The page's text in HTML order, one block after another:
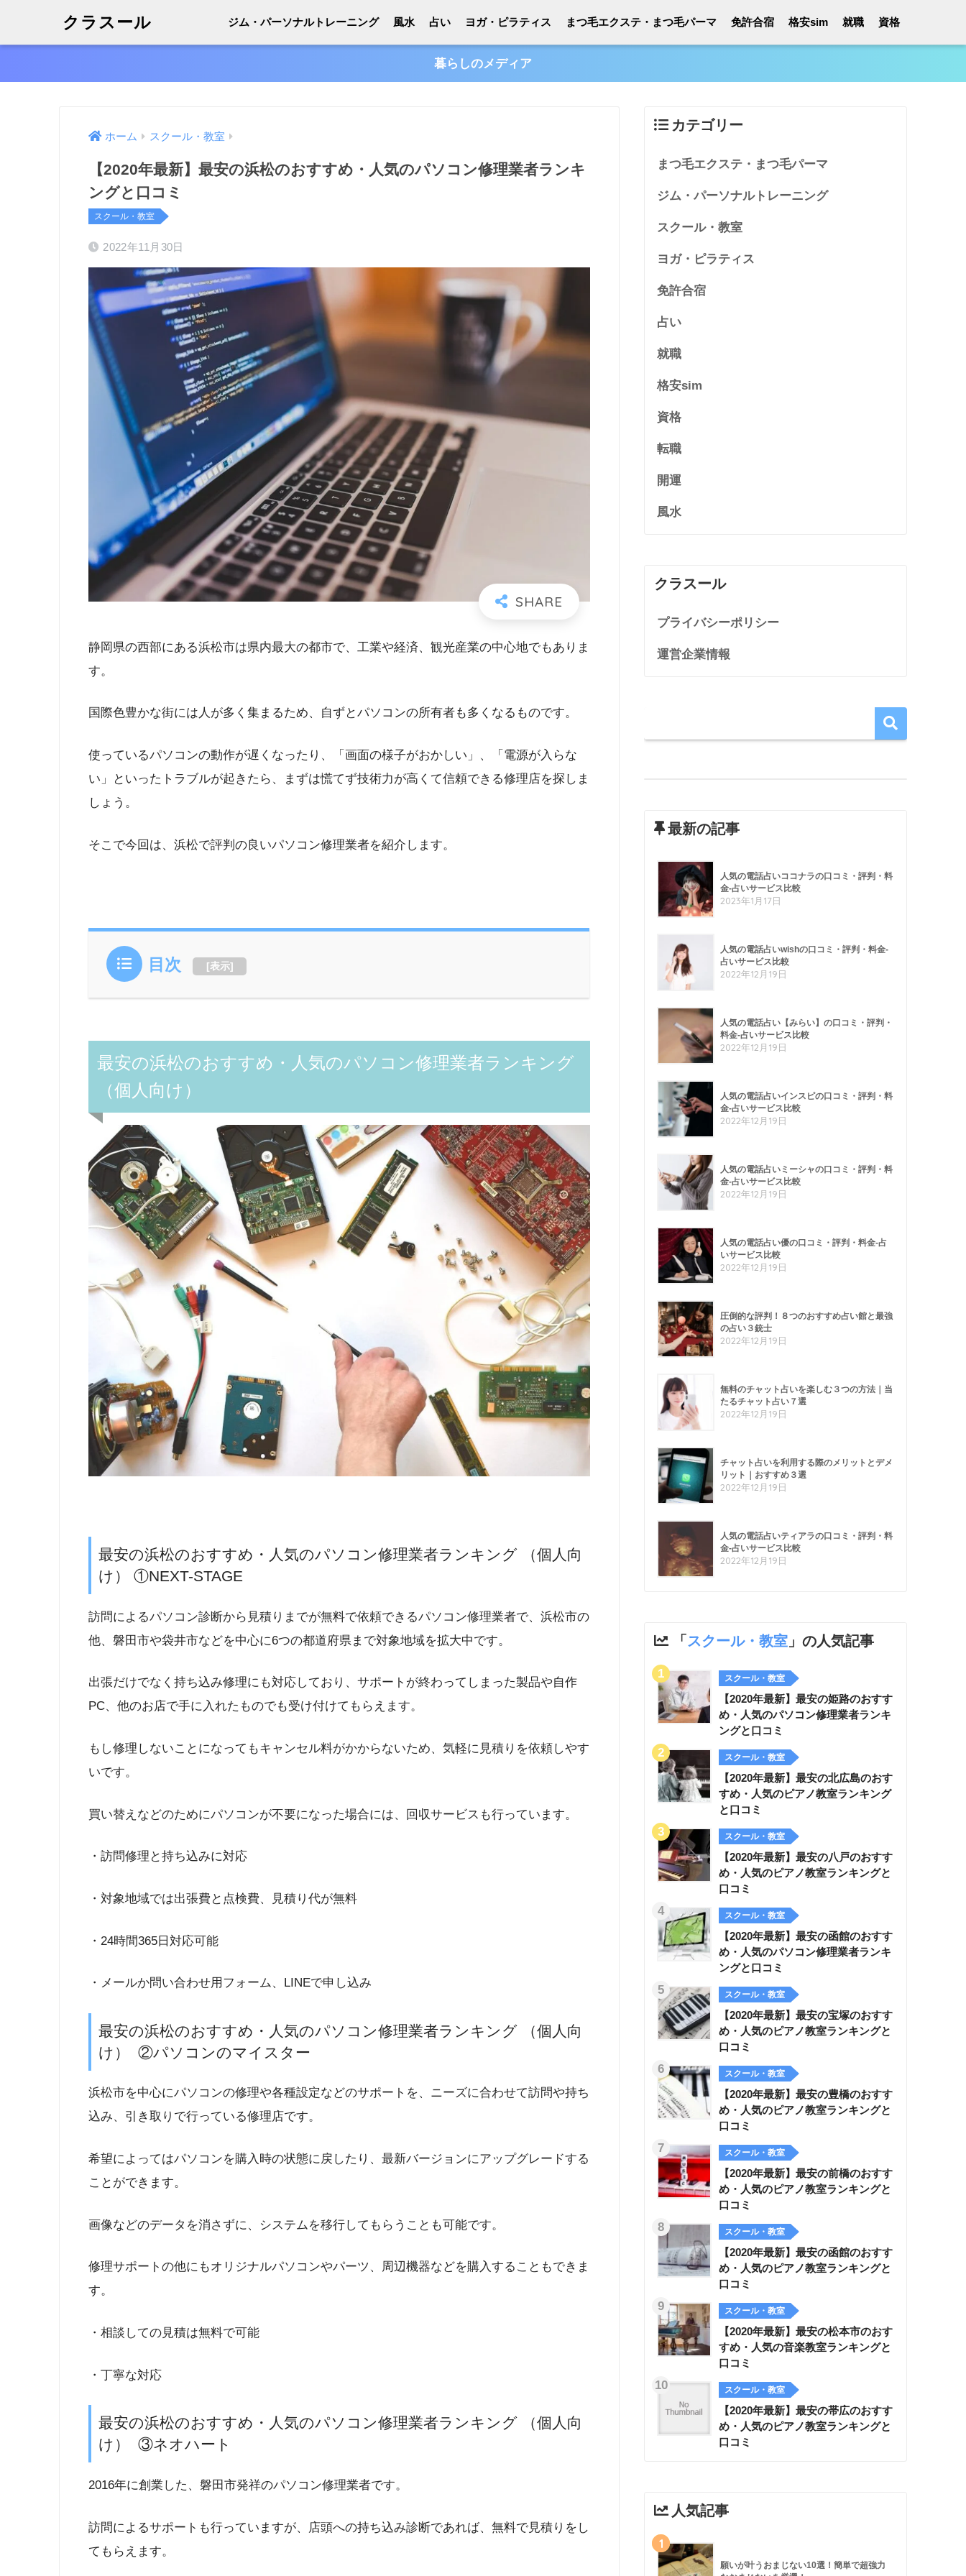
クラスール ジム・パーソナルトレーニング 風水 占い ヨガ・ピラティス まつ毛エクステ・まつ毛パーマ 免許合宿 格安sim 就職 資格
暮らしのメディア
ホーム スクール・教室
【2020年最新】最安の浜松のおすすめ・人気のパソコン修理業者ランキ
ングと口コミ
スクール・教室
2022年11月30日
静岡県の西部にある浜松市は県内最大の都市で、工業や経済、観光産業の中心地でもありま
す。
国際色豊かな街には人が多く集まるため、自ずとパソコンの所有者も多くなるものです。
使っているパソコンの動作が遅くなったり、「画面の様子がおかしい」、「電源が入らな
い」といったトラブルが起きたら、まずは慌てず技術力が高くて信頼できる修理店を探しま
しょう。
そこで今回は、浜松で評判の良いパソコン修理業者を紹介します。
目次 [表示]
最安の浜松のおすすめ・人気のパソコン修理業者ランキング
（個人向け）
最安の浜松のおすすめ・人気のパソコン修理業者ランキング （個人向
け） ①NEXT-STAGE
訪問によるパソコン診断から見積りまでが無料で依頼できるパソコン修理業者で、浜松市の
他、磐田市や袋井市などを中心に6つの都道府県まで対象地域を拡大中です。
出張だけでなく持ち込み修理にも対応しており、サポートが終わってしまった製品や自作
PC、他のお店で手に入れたものでも受け付けてもらえます。
もし修理しないことになってもキャンセル料がかからないため、気軽に見積りを依頼しやす
いです。
買い替えなどのためにパソコンが不要になった場合には、回収サービスも行っています。
・訪問修理と持ち込みに対応
・対象地域では出張費と点検費、見積り代が無料
・24時間365日対応可能
・メールか問い合わせ用フォーム、LINEで申し込み
最安の浜松のおすすめ・人気のパソコン修理業者ランキング （個人向
け） ②パソコンのマイスター
浜松市を中心にパソコンの修理や各種設定などのサポートを、ニーズに合わせて訪問や持ち
込み、引き取りで行っている修理店です。
希望によってはパソコンを購入時の状態に戻したり、最新バージョンにアップグレードする
ことができます。
画像などのデータを消さずに、システムを移行してもらうことも可能です。
修理サポートの他にもオリジナルパソコンやパーツ、周辺機器などを購入することもできま
す。
・相談しての見積は無料で可能
・丁寧な対応
最安の浜松のおすすめ・人気のパソコン修理業者ランキング （個人向
け） ③ネオハート
2016年に創業した、磐田市発祥のパソコン修理業者です。
訪問によるサポートも行っていますが、店頭への持ち込み診断であれば、無料で見積りをし
てもらえます。
カテゴリー
まつ毛エクステ・まつ毛パーマ
ジム・パーソナルトレーニング
スクール・教室
ヨガ・ピラティス
免許合宿
占い
就職
格安sim
資格
転職
開運
風水
クラスール
プライバシーポリシー
運営企業情報
最新の記事
人気の電話占いココナラの口コミ・評判・料
金-占いサービス比較
2023年1月17日
人気の電話占いwishの口コミ・評判・料金-
占いサービス比較
2022年12月19日
人気の電話占い【みらい】の口コミ・評判・
料金-占いサービス比較
2022年12月19日
人気の電話占いインスピの口コミ・評判・料
金-占いサービス比較
2022年12月19日
人気の電話占いミーシャの口コミ・評判・料
金-占いサービス比較
2022年12月19日
人気の電話占い優の口コミ・評判・料金-占
いサービス比較
2022年12月19日
圧倒的な評判！８つのおすすめ占い館と最強
の占い３銃士
2022年12月19日
無料のチャット占いを楽しむ３つの方法｜当
たるチャット占い７選
2022年12月19日
チャット占いを利用する際のメリットとデメ
リット｜おすすめ３選
2022年12月19日
人気の電話占いティアラの口コミ・評判・料
金-占いサービス比較
2022年12月19日
「スクール・教室 」の人気記事
スクール・教室
【2020年最新】最安の姫路のおすす
め・人気のパソコン修理業者ランキ
ングと口コミ
スクール・教室
【2020年最新】最安の北広島のおす
すめ・人気のピアノ教室ランキング
と口コミ
スクール・教室
【2020年最新】最安の八戸のおすす
め・人気のピアノ教室ランキングと
口コミ
スクール・教室
【2020年最新】最安の函館のおすす
め・人気のパソコン修理業者ランキ
ングと口コミ
スクール・教室
【2020年最新】最安の宝塚のおすす
め・人気のピアノ教室ランキングと
口コミ
スクール・教室
【2020年最新】最安の豊橋のおすす
め・人気のピアノ教室ランキングと
口コミ
スクール・教室
【2020年最新】最安の前橋のおすす
め・人気のピアノ教室ランキングと
口コミ
スクール・教室
【2020年最新】最安の函館のおすす
め・人気のピアノ教室ランキングと
口コミ
スクール・教室
【2020年最新】最安の松本市のおす
すめ・人気の音楽教室ランキングと
口コミ
スクール・教室
【2020年最新】最安の帯広のおすす
め・人気のピアノ教室ランキングと
口コミ
人気記事
1
願いが叶うおまじない10選！簡単で超強力